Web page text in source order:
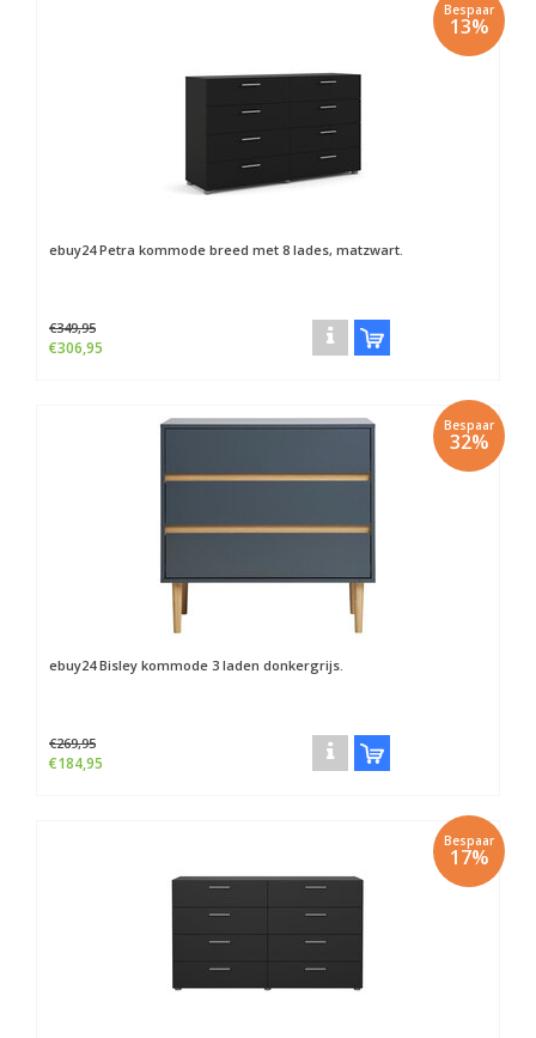
Bespaar
13%
ebuy24Petra kommode breed met 8 lades, matzwart.
€349,95
€306,95
Bespaar
32%
ebuy24Bisley kommode 3 laden donkergrijs.
€269,95
€184,95
Bespaar
17%